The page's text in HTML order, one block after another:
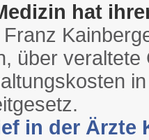
hat
über
in der Ärzte